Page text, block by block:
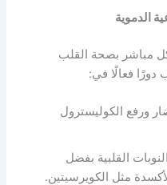
الدموية
مباشر بصحة القلب
دورًا فعالًا في:
ورفع الكوليسترول
القلبية بفضل
مثل الكويرسيتين.